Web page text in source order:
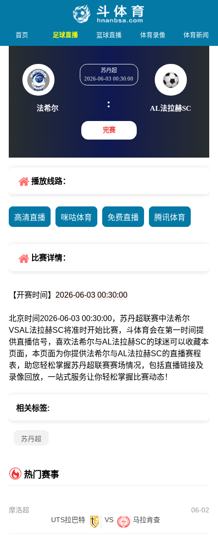
首页 足球直播 篮球直播 体育录像 体育新闻
苏丹超
2026-06-03 00:30:00
:
完赛
播放线路：
高清直播 咪咕体育 免费直播 腾讯体育
比赛详情：
【开赛时间】 2026-06-03 00:30:00
北京时间2026-06-03 00:30:00，苏丹超联赛中法希尔
VSAL法拉赫SC将准时开始比赛，斗体育会在第一时间提
供直播信号，喜欢法希尔与AL法拉赫SC的球迷可以收藏本
页面，本页面为你提供法希尔与AL法拉赫SC的直播赛程
表，助您轻松掌握苏丹超联赛赛场情况，包括直播链接及
录像回放，一站式服务让你轻松掌握比赛动态！
相关标签:
苏丹超
热门赛事
摩洛超
06-02
UTS拉巴特
VS 马拉肯查